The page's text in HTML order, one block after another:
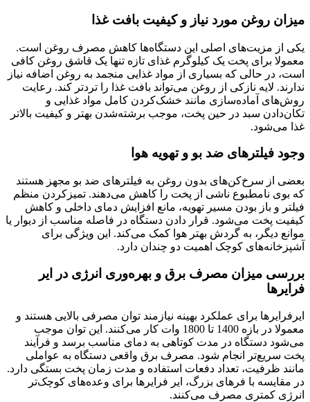
میزان روغن مورد نیاز و کیفیت بافت غذا
یکی از مزیت‌های اصلی این دستگاه‌ها کاهش مصرف روغن است.
معمولا برای پخت یک کیلوگرم غذای تازه تنها یک قاشق روغن کافی
است، در حالی که بسیاری از مواد غذایی منجمد به روغن اضافه نیاز
ندارند. لایه نازکی از روغن می‌تواند بافت غذا را تردتر کند. رعایت
روش‌های آماده‌سازی مانند خشک‌کردن کامل مواد غذایی و
تکان‌دادن سبد در حین پخت، موجب برشته‌شدن بهتر و کیفیت بالاتر
غذا می‌شود.
وجود فیلترهای ضد بو و تهویه هوا
بعضی از سرخ‌کن‌های بدون روغن به فیلترهای ضد بو مجهز هستند
که بوی نامطبوع ناشی از پخت را کاهش می‌دهند. تمیزکردن منظم
فیلتر و باز بودن مسیر تهویه، مانع افزایش دمای داخلی و کاهش
کیفیت پخت می‌شود. قرار دادن دستگاه در فاصله مناسب از دیوار یا
موانع دیگر، به گردش بهتر هوا کمک می‌کند. این ویژگی برای
آشپزخانه‌های کوچک اهمیت دو چندان دارد.
بررسی میزان مصرف برق و بهره‌وری انرژی در ایر
فرایرها
ایرفرایرها برای عملکرد بهینه نیازمند توان مصرفی بالایی هستند و
معمولا در بازه 1400 تا 1800 وات کار می‌کنند. این توان موجب
می‌شود دستگاه در مدت کوتاهی به دمای مناسب برسد و فرآیند
پخت سریع‌تر انجام شود. مصرف برق واقعی دستگاه به عواملی
مانند ظرفیت، تعداد دفعات استفاده و مدت زمان پخت بستگی دارد.
در مقایسه با فرهای بزرگ، ایر فرایرها برای وعده‌های کوچک‌تر
انرژی کمتری مصرف می‌کنند.